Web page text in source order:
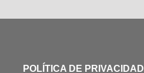
POLÍTICA DE PRIVACIDAD